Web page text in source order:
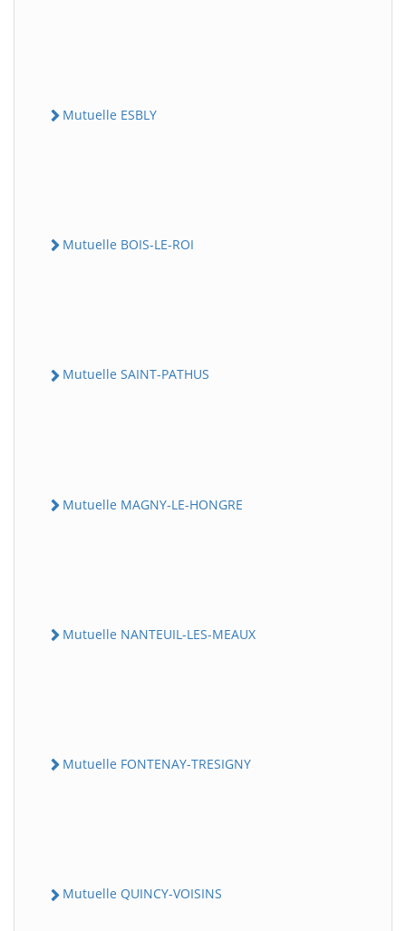
Mutuelle ESBLY
Mutuelle BOIS-LE-ROI
Mutuelle SAINT-PATHUS
Mutuelle MAGNY-LE-HONGRE
Mutuelle NANTEUIL-LES-MEAUX
Mutuelle FONTENAY-TRESIGNY
Mutuelle QUINCY-VOISINS